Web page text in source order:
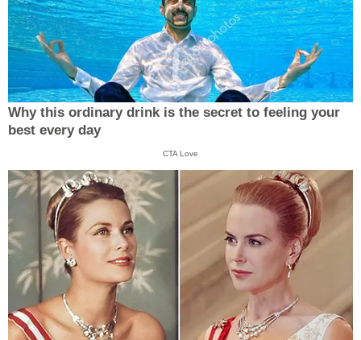
Why this ordinary drink is the secret to feeling your
best every day
CTA Love